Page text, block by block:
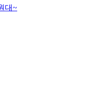
대~